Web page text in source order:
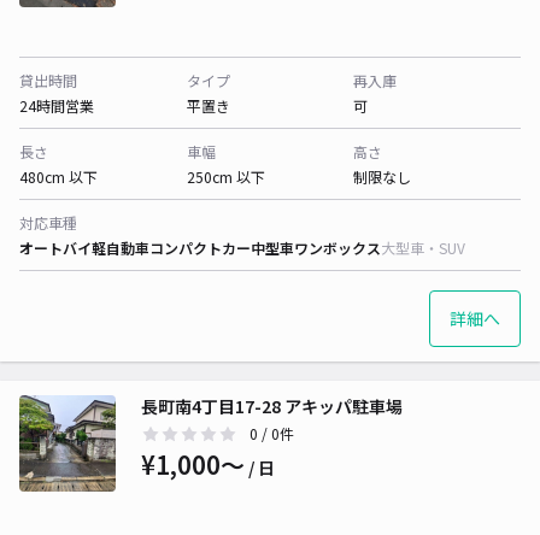
貸出時間
24時間営業
タイプ
平置き
再入庫
可
長さ
480cm 以下
車幅
250cm 以下
高さ
制限なし
対応車種
オートバイ軽自動車コンパクトカー中型車ワンボックス大型車・SUV
詳細へ
長町南4丁目17-28 アキッパ駐車場
0 / 0件
¥1,000〜 / 日